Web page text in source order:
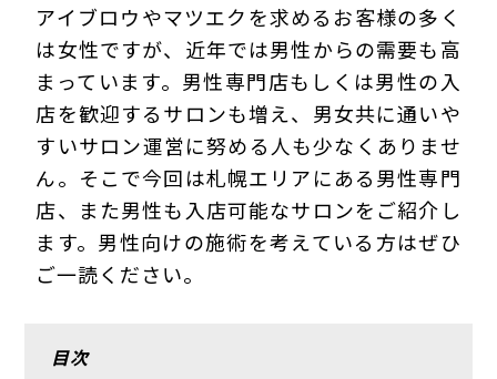
アイブロウやマツエクを求めるお客様の多く
は女性ですが、近年では男性からの需要も高
まっています。男性専門店もしくは男性の入
店を歓迎するサロンも増え、男女共に通いや
すいサロン運営に努める人も少なくありませ
ん。そこで今回は札幌エリアにある男性専門
店、また男性も入店可能なサロンをご紹介し
ます。男性向けの施術を考えている方はぜひ
ご一読ください。
目次